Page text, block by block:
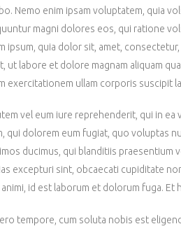
Nemo enim ipsam voluptatem, quia
magni dolores eos, qui ratione
ipsum, quia dolor sit, amet,
ut labore et dolore magnam aliquam
exercitationem ullam corporis suscipit
vel eum iure reprehenderit, qui in
qui dolorem eum fugiat, quo voluptas
ducimus, qui blanditiis
excepturi sint, obcaecati cupiditate
id est laborum et dolorum fuga.
tempore, cum soluta nobis est